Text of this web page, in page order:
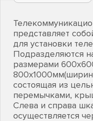
представляет
для установки
Подразделяются
размерами
состоящая из
перемычками,
Слева и справа
осуществляется